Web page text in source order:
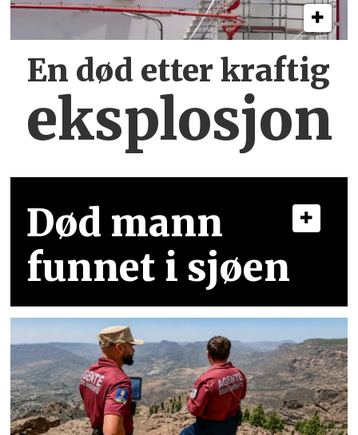
En død etter kraftig
eksplosjon
Død mann
funnet i sjøen